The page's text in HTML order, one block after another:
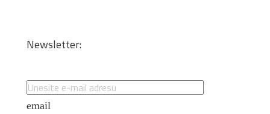
Newsletter:
email